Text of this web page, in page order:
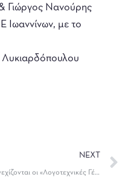
Γιώργος Νανούρης
με το
Λυκιαρδόπουλου
NEXT
Συνεχίζονται οι «Λογοτεχνικές Γέφυρες» στο Καμπέρειο Θέατρο